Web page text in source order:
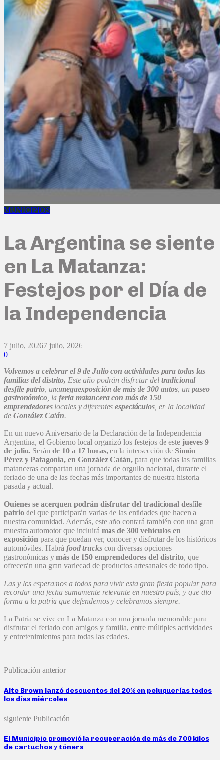
MUNICIPIOS
La Argentina se siente
en La Matanza:
Festejos por el Día de
la Independencia
7 julio, 20267 julio, 2026
0
Volvemos a celebrar el 9 de Julio con actividades para todas las
familias del distrito, Este año podrán disfrutar del tradicional
desfile patrio , unamegaexposición de más de 300 autos , un paseo
gastronómico , la feria matancera con más de 150
emprendedores locales y diferentes espectáculos , en la localidad
de González Catán.
En un nuevo Aniversario de la Declaración de la Independencia
Argentina, el Gobierno local organizó los festejos de este jueves 9
de julio. Serán de 10 a 17 horas, en la intersección de Simón
Pérez y Patagonia, en González Catán, para que todas las familias
matanceras compartan una jornada de orgullo nacional, durante el
feriado de una de las fechas más importantes de nuestra historia
pasada y actual.
Quienes se acerquen podrán disfrutar del tradicional desfile
patrio del que participarán varias de las entidades que hacen a
nuestra comunidad. Además, este año contará también con una gran
muestra automotor que incluirá más de 300 vehículos en
exposición para que puedan ver, conocer y disfrutar de los históricos
automóviles. Habrá food trucks con diversas opciones
gastronómicas y más de 150 emprendedores del distrito, que
ofrecerán una gran variedad de productos artesanales de todo tipo.
Las y los esperamos a todos para vivir esta gran fiesta popular para
recordar una fecha sumamente relevante en nuestro país, y que dio
forma a la patria que defendemos y celebramos siempre.
La Patria se vive en La Matanza con una jornada memorable para
disfrutar el feriado con amigos y familia, entre múltiples actividades
y entretenimientos para todas las edades.
Publicación anterior
Alte Brown lanzó descuentos del 20% en peluquerías todos
los días miércoles
siguiente Publicación
El Municipio promovió la recuperación de más de 700 kilos
de cartuchos y tóners